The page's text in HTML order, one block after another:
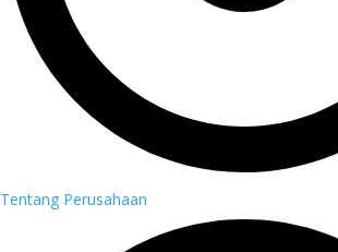
Tentang Perusahaan